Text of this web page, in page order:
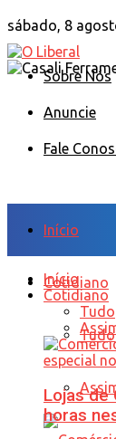
sábado, 8
Sobre Nós
Anuncie
Fale
Início
Cotidiano
Tudo
Início
Cotidiano
Tudo
Lojas de
horas